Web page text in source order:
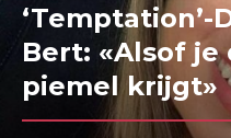
Bert: «Alsof je
piemel krijgt»